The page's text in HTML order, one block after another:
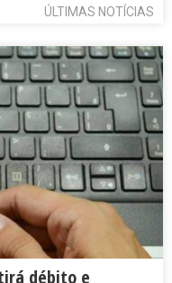
ÚLTIMAS NOTÍCIAS
débito e